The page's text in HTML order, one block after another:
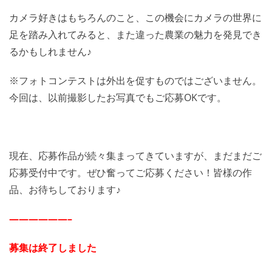
カメラ好きはもちろんのこと、この機会にカメラの世界に
足を踏み入れてみると、また違った農業の魅力を発見でき
るかもしれません♪
※フォトコンテストは外出を促すものではございません。
今回は、以前撮影したお写真でもご応募OKです。
現在、応募作品が続々集まってきていますが、まだまだご
応募受付中です。ぜひ奮ってご応募ください！皆様の作
品、お待ちしております♪
——————–
募集は終了しました